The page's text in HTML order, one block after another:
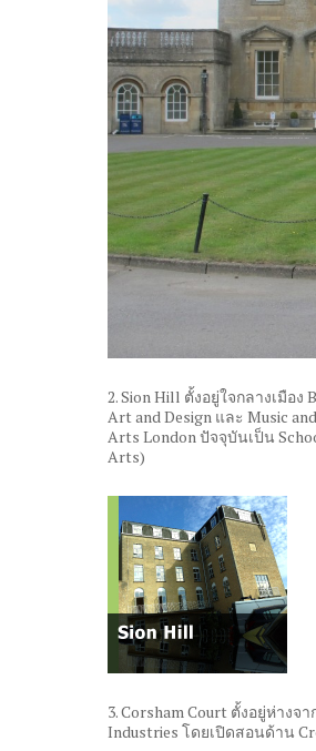
2. Sion Hill ตั้งอยู่ใจกลางเมือง
Art and Design และ Music
Arts London ปัจจุบันเป็น
Arts)
3. Corsham Court ตั้งอยู่ห่างจา
Industries โดยเปิดสอนด้าน